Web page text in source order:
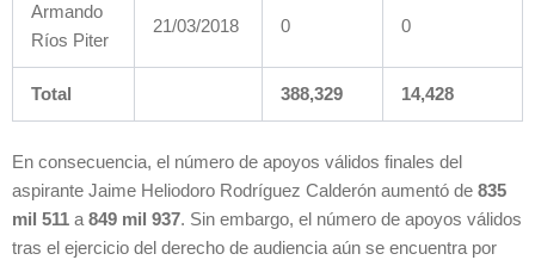
Armando
Ríos Piter
21/03/2018 0 0
Total 388,329 14,428
En consecuencia, el número de apoyos válidos finales del
aspirante Jaime Heliodoro Rodríguez Calderón aumentó de 835
mil 511 a 849 mil 937. Sin embargo, el número de apoyos válidos
tras el ejercicio del derecho de audiencia aún se encuentra por